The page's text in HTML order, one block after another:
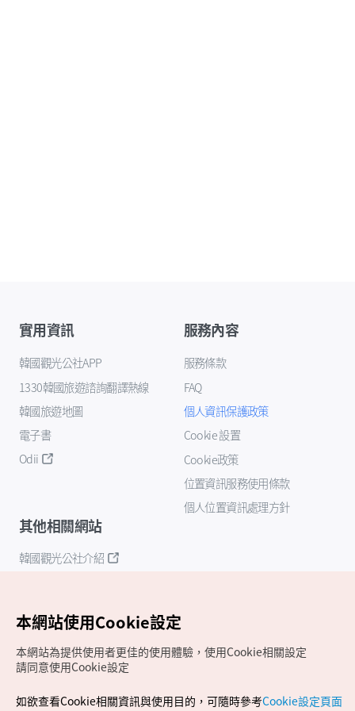
實用資訊
韓國觀光公社APP
1330韓國旅遊諮詢翻譯熱線
韓國旅遊地圖
電子書
Odii
服務內容
服務條款
FAQ
個人資訊保護政策
Cookie 設置
Cookie政策
位置資訊服務使用條款
個人位置資訊處理方針
其他相關網站
韓國觀光公社介紹
本網站使用Cookie設定
本網站為提供使用者更佳的使用體驗，使用Cookie相關設定
請同意使用Cookie設定
如欲查看Cookie相關資訊與使用目的，可隨時參考Cookie設定頁面